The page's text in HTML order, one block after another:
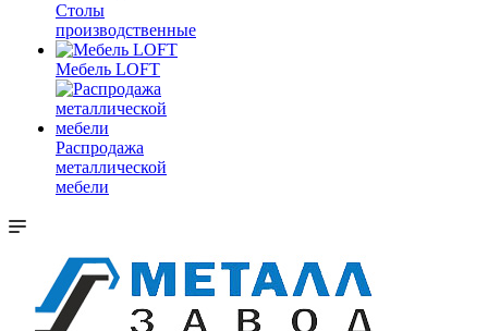
Столы
производственные
Мебель LOFT
Распродажа
металлической
мебели